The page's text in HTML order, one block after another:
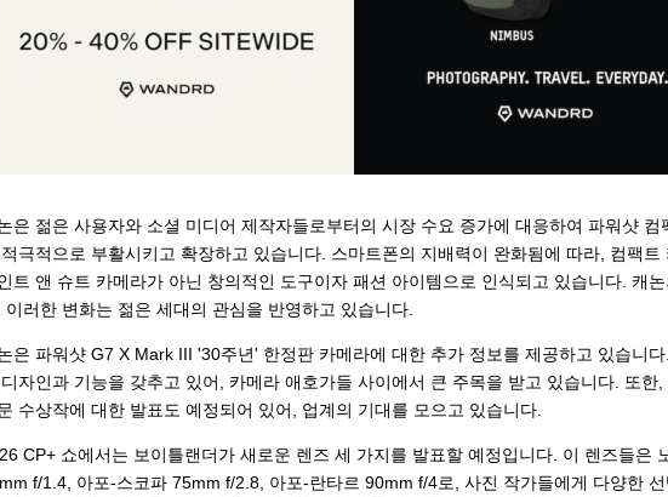
은 젊은 사용자와 소셜 미디어 제작자들로부터의 시장 수요 증가에 대응하여 파워샷 컴
극적으로 부활시키고 확장하고 있습니다. 스마트폰의 지배력이 완화됨에 따라, 컴팩트
트 앤 슈트 카메라가 아닌 창의적인 도구이자 패션 아이템으로 인식되고 있습니다. 캐
이러한 변화는 젊은 세대의 관심을 반영하고 있습니다.
은 파워샷 G7 X Mark III '30주년' 한정판 카메라에 대한 추가 정보를 제공하고 있습니
자인과 기능을 갖추고 있어, 카메라 애호가들 사이에서 큰 주목을 받고 있습니다. 또한,
수상작에 대한 발표도 예정되어 있어, 업계의 기대를 모으고 있습니다.
CP+ 쇼에서는 보이틀랜더가 새로운 렌즈 세 가지를 발표할 예정입니다. 이 렌즈들은
f/1.4, 아포-스코파 75mm f/2.8, 아포-란타르 90mm f/4로, 사진 작가들에게 다양한